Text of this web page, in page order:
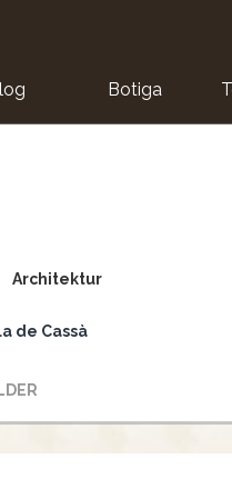
Botiga
Architektur
de Cassà